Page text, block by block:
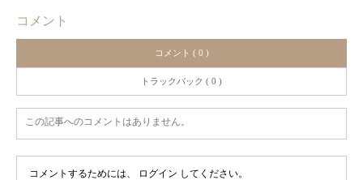
コメント
コメント ( 0 )
トラックバック ( 0 )
この記事へのコメントはありません。
コメントするためには、 ログイン してください。